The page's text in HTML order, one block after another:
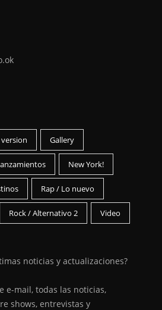
version Gallery
New York!
Rap / Lo nuevo
Rock / Alternativo 2 Video
noticias y actualizaciones?
e-mail, todas las noticias,
shows, entrevistas y